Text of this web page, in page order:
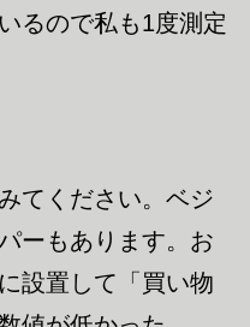
るので私も1度測定
てください。ベジ
ーもあります。お
設置して「買い物